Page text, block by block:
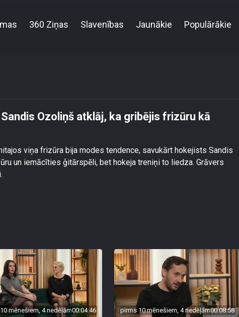
360 Ziņas Slavenības Jaunākie Populārākie
Ozoliņš atklāj, ka gribējis frizūru kā
viņa frizūra bija modes tendence, savukārt hokejists Sandis
un iemācīties ģitārspēli, bet hokeja treniņi to liedza. Grāvers
mēnešiem, 4 nedēļām00:04:46 pirms 10 mēnešiem, 4 nedēļām00:08:58